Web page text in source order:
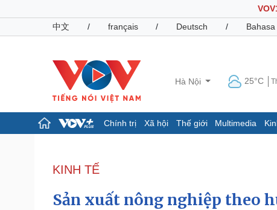
中文
/ français / Deutsch /
Hà Nội 25°C
Chính trị Xã hội Thế giới Multimedia
Đảng
Tổ chức nhân sự
Quốc hội
Nhận diện sự thật
Dấu ấn VOV
KINH TẾ
Sản xuất nông nghiệp theo